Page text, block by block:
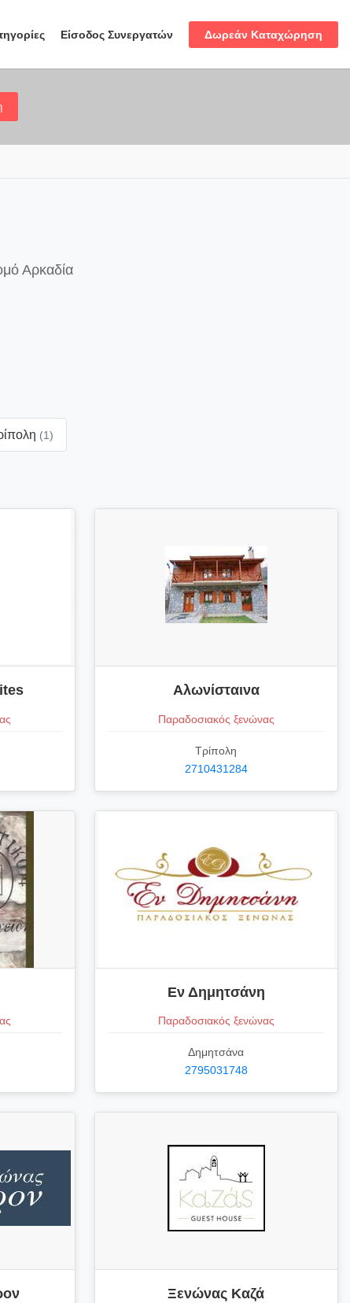
Είσοδος Συνεργατών Δωρεάν Καταχώρηση
Αρκαδία
(1)
Αλωνίσταινα
Παραδοσιακός ξενώνας
Τρίπολη
2710431284
Εν Δημητσάνη
Παραδοσιακός ξενώνας
Δημητσάνα
2795031748
Ξενώνας Καζά